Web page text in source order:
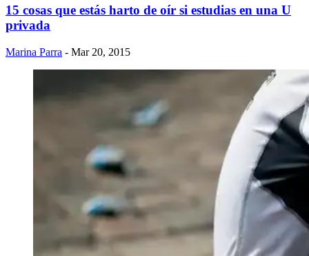
15 cosas que estás harto de oír si estudias en una U
privada
Marina Parra - Mar 20, 2015